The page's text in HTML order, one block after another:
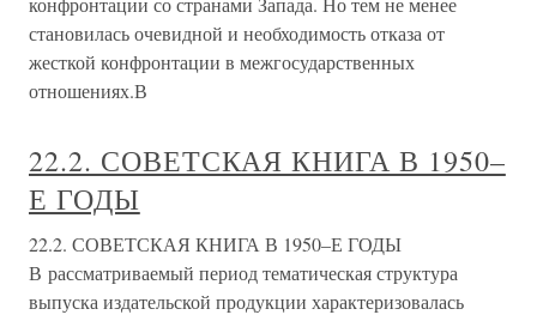
становилась очевидной и необходимость отказа от
жесткой конфронтации в межгосударственных
отношениях.В
22.2. СОВЕТСКАЯ КНИГА В 1950–
Е ГОДЫ
22.2. СОВЕТСКАЯ КНИГА В 1950–Е ГОДЫ
В рассматриваемый период тематическая структура
выпуска издательской продукции характеризовалась